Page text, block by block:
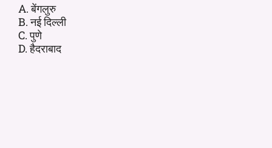
A. बेंगलुरु
B. नई दिल्ली
C. पुणे
D. हैदराबाद